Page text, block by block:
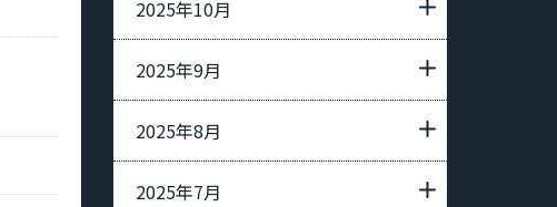
2025年10月
2025年9月
2025年8月
2025年7月